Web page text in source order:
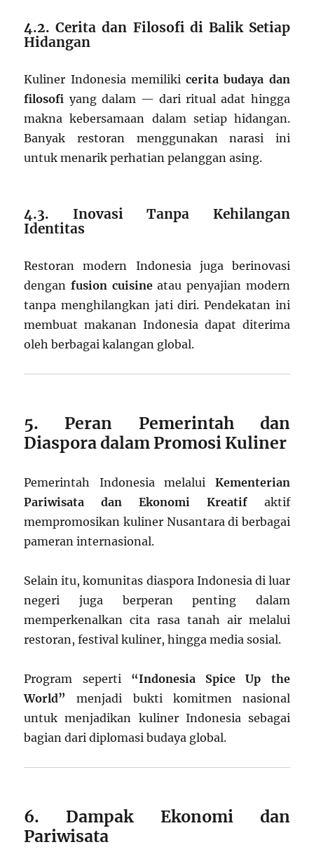
4.2. Cerita dan Filosofi di Balik Setiap
Hidangan
Kuliner Indonesia memilikicerita budaya dan
filosofi yang dalam — dari ritual adat hingga
makna kebersamaan dalam setiap hidangan.
Banyak restoran menggunakan narasi ini
untuk menarik perhatian pelanggan asing.
4.3. Inovasi Tanpa Kehilangan
Identitas
Restoran modern Indonesia juga berinovasi
denganfusion cuisineatau penyajian modern
tanpa menghilangkan jati diri. Pendekatan ini
membuat makanan Indonesia dapat diterima
oleh berbagai kalangan global.
5. Peran Pemerintah dan
Diaspora dalam Promosi Kuliner
Pemerintah Indonesia melalui Kementerian
Pariwisata dan Ekonomi Kreatifaktif
mempromosikan kuliner Nusantara di berbagai
pameran internasional.
Selain itu, komunitas diaspora Indonesia di luar
negeri juga berperan penting dalam
memperkenalkan cita rasa tanah air melalui
restoran, festival kuliner, hingga media sosial.
Program seperti “Indonesia Spice Up the
World”
menjadi bukti komitmen nasional
untuk menjadikan kuliner Indonesia sebagai
bagian dari diplomasi budaya global.
6. Dampak Ekonomi dan
Pariwisata